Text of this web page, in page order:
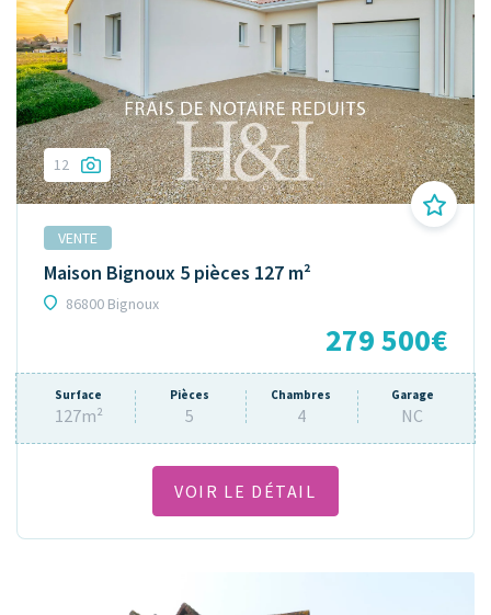
12
VENTE
Maison Bignoux 5 pièces 127 m²
86800 Bignoux
279 500€
Surface
127m²
Pièces
5
Chambres
4
Garage
NC
VOIR LE DÉTAIL